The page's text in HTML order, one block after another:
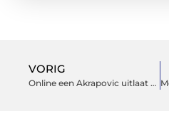
VORIG
Online een Akrapovic uitlaat aanschaffen